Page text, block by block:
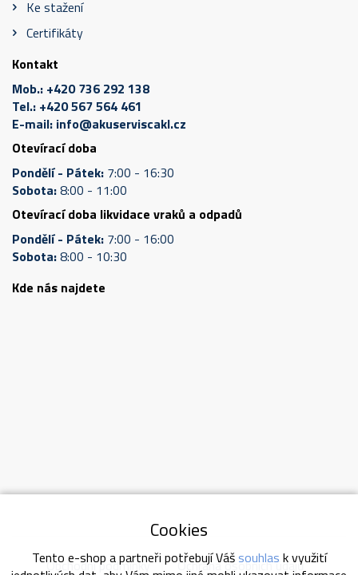
Ke stažení
Certifikáty
Kontakt
Mob.: +420 736 292 138
Tel.: +420 567 564 461
E-mail: info@akuserviscakl.cz
Otevírací doba
Pondělí - Pátek: 7:00 - 16:30
Sobota:8:00 - 11:00
Otevírací doba likvidace vraků a odpadů
Pondělí - Pátek: 7:00 - 16:00
Sobota:8:00 - 10:30
Kde nás najdete
Obchodní podmínky
Ochrana osobních údajů
Cookies
Tento e-shop a partneři potřebují Váš souhlas k využití